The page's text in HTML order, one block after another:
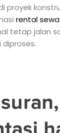
proyek
rental
tetap jalan